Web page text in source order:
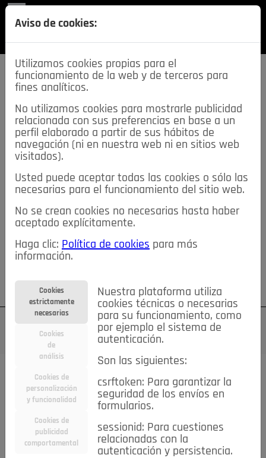
SECCIONES
descarga esta
REVISTA
≡NOTICIAS
NOTICIAS SERVICIOS DE INTERÉS
TABLÓN DE ANUNCIOS MIS ANUNCIOS CONTACTO
NOSOTROS
Su cuenta Regístrese ¿Olvidó su contraseña?
Todas las noticias..
#TePrestoMisOjos Caridad
Ciencia&Tecnología
Economía
Entretenimiento
Estilo de Vida
Internacional
Madrid Opinión IN
Pozuelo de Alarcón
Salud 🔴 En Directo
Aviso de cookies:
Utilizamos cookies propias para el
funcionamiento de la web y de terceros para
fines analíticos.
No utilizamos cookies para mostrarle publicidad
relacionada con sus preferencias en base a un
perfil elaborado a partir de sus hábitos de
navegación (ni en nuestra web ni en sitios web
visitados).
Usted puede aceptar todas las cookies o sólo las
necesarias para el funcionamiento del sitio web.
No se crean cookies no necesarias hasta haber
aceptado explícitamente.
Haga clic: Política de cookies para más
información.
Cookies
estrictamente
necesarias
Cookies
de
análisis
Cookies de
personalización
y funcionalidad
Cookies de
publicidad
comportamental
Nuestra plataforma utiliza
cookies técnicas o necesarias
para su funcionamiento, como
por ejemplo el sistema de
autenticación.
Son las siguientes:
csrftoken: Para garantizar la
seguridad de los envíos en
formularios.
sessionid: Para cuestiones
relacionadas con la
autenticación y persistencia.